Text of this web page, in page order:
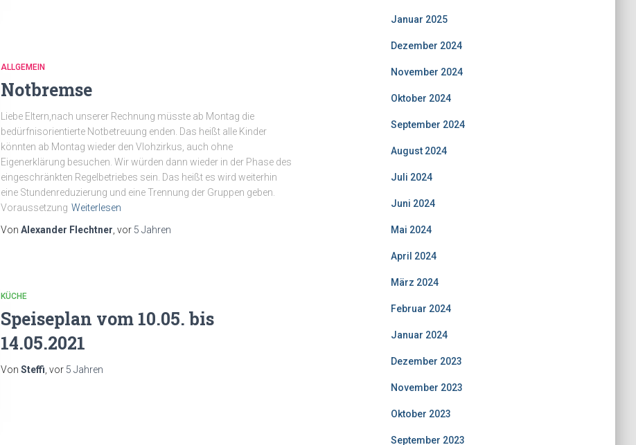
ALLGEMEIN
Notbremse
Liebe Eltern,nach unserer Rechnung müsste ab Montag die
bedürfnisorientierte Notbetreuung enden. Das heißt alle Kinder
könnten ab Montag wieder den Vlohzirkus, auch ohne
Eigenerklärung besuchen. Wir würden dann wieder in der Phase des
eingeschränkten Regelbetriebes sein. Das heißt es wird weiterhin
eine Stundenreduzierung und eine Trennung der Gruppen geben.
Voraussetzung Weiterlesen
Von Alexander Flechtner , vor 5 Jahren
KÜCHE
Speiseplan vom 10.05. bis
14.05.2021
Von Steffi , vor 5 Jahren
Januar 2025
Dezember 2024
November 2024
Oktober 2024
September 2024
August 2024
Juli 2024
Juni 2024
Mai 2024
April 2024
März 2024
Februar 2024
Januar 2024
Dezember 2023
November 2023
Oktober 2023
September 2023